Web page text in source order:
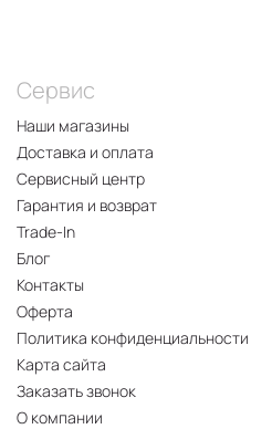
Сервис
Наши магазины
Доставка и оплата
Сервисный центр
Гарантия и возврат
Trade-In
Блог
Контакты
Оферта
Политика конфиденциальности
Карта сайта
Заказать звонок
О компании